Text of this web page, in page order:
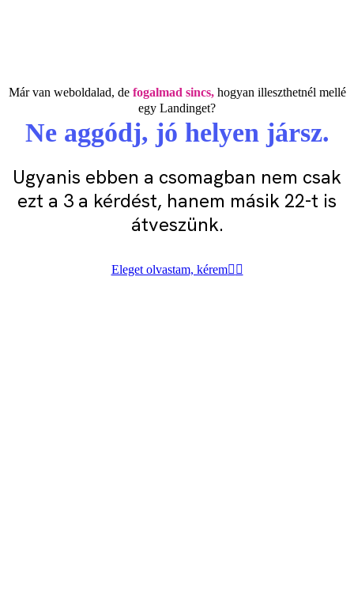
Már van weboldalad, defogalmad sincs,hogyan illeszthetnél mellé
egy Landinget?
Ne aggódj, jó helyen jársz.
Ugyanis ebben a csomagban nem csak
ezt a 3 a kérdést, hanem másik 22-t is
átveszünk.
Eleget olvastam, kérem